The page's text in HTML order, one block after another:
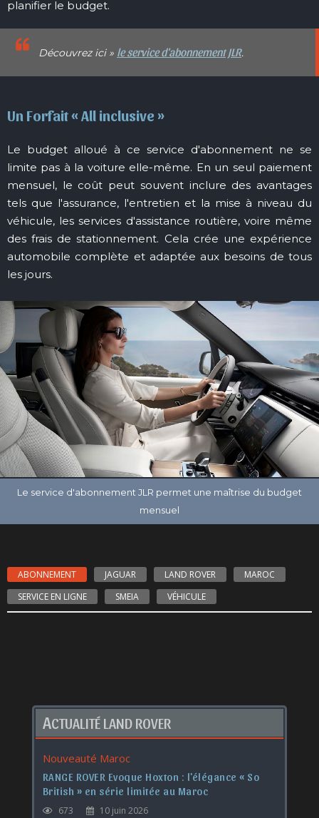
planifier le budget.
Découvrez ici » le service d'abonnement JLR.
Un Forfait « All inclusive »
Le budget alloué à ce service d'abonnement ne se
limite pas à la voiture elle-même. En un seul paiement
mensuel, le coût peut souvent inclure des avantages
tels que l'assurance, l'entretien et la mise à niveau du
véhicule, les services d'assistance routière, voire même
des frais de stationnement. Cela crée une expérience
automobile complète et adaptée aux besoins de tous
les jours.
ABONNEMENT JAGUAR LAND ROVER
MAROC
SERVICE EN LIGNE
SMEIA VÉHICULE
ACTUALITÉ LAND ROVER
Nouveauté Maroc
RANGE ROVER Evoque Hoxton : l'élégance « So
British » en série limitée au Maroc
673 10 juin 2026